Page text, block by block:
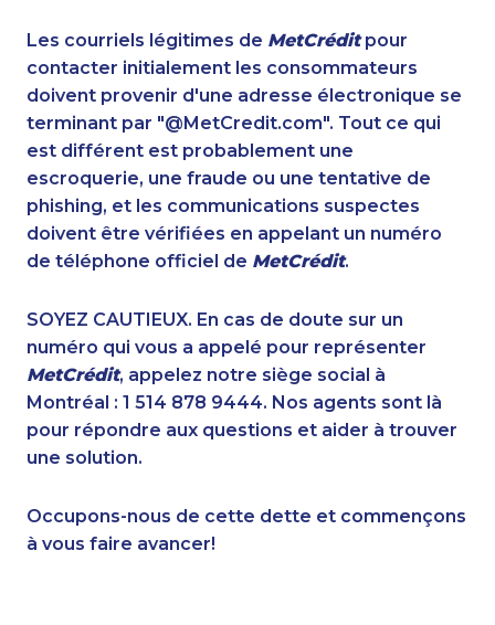
1-587-409-6657
1-587-316-3395
1-506-265-4737
1-778-589-7227
1-587-543-0628
1-438-230-2018
1-587-316-3391
1-416-223-4524
1-416-231-0997
1-587-316-3581
1-416-227-2642
1-587-317-2961
1-514-788-7629
1-250-244-3578
1-587-489-1498
1-587-328-6624
1-437-900-0338
1-437-900-0358
1-780-936-8233
1-514-600-7242
1-877-788-1052
1-647-722-5368
1-437-900-0386
1-438-289-3509
Les courriels légitimes de MetCréditpour
contacter initialement les consommateurs
doivent provenir d'une adresse électronique se
terminant par "@MetCredit.com". Tout ce qui
est différent est probablement une
escroquerie, une fraude ou une tentative de
phishing, et les communications suspectes
doivent être vérifiées en appelant un numéro
de téléphone officiel de MetCrédit.
SOYEZ CAUTIEUX. En cas de doute sur un
numéro qui vous a appelé pour représenter
MetCrédit, appelez notre siège social à
Montréal : 1 514 878 9444. Nos agents sont là
pour répondre aux questions et aider à trouver
une solution.
Occupons-nous de cette dette et commençons
à vous faire avancer!